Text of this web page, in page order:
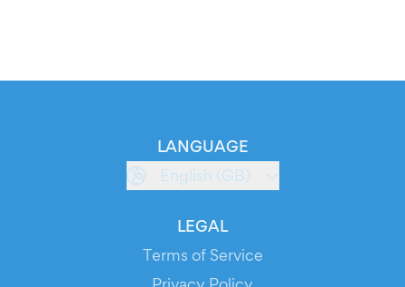
LANGUAGE
English (GB)
LEGAL
Terms of Service